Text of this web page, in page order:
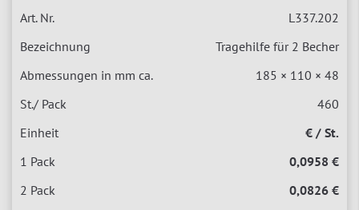
L337.202
Tragehilfe für 2 Becher
185 × 110 × 48
460
€ / St.
0,0958 €
0,0826 €